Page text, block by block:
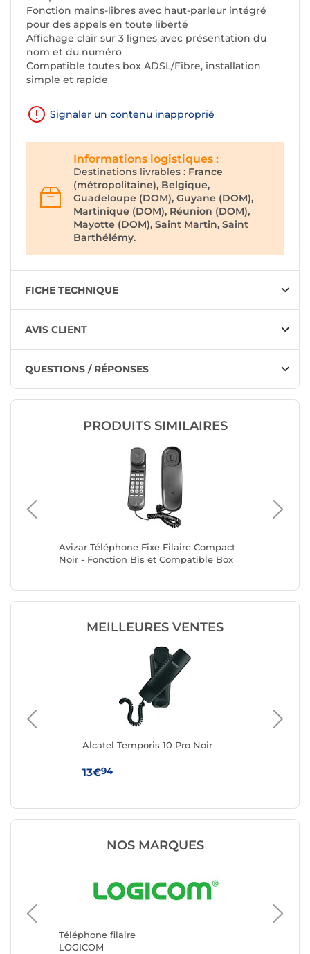
Fonction mains-libres avec haut-parleur intégré
pour des appels en toute liberté
Affichage clair sur 3 lignes avec présentation du
nom et du numéro
Compatible toutes box ADSL/Fibre, installation
simple et rapide
Signaler un contenu inapproprié
Informations logistiques :
Destinations livrables : France
(métropolitaine), Belgique,
Guadeloupe (DOM), Guyane (DOM),
Martinique (DOM), Réunion (DOM),
Mayotte (DOM), Saint Martin, Saint
Barthélémy.
FICHE TECHNIQUE
AVIS CLIENT
QUESTIONS / RÉPONSES
PRODUITS SIMILAIRES
Avizar Téléphone Fixe Filaire Compact
Noir - Fonction Bis et Compatible Box
MEILLEURES VENTES
Alcatel Temporis 10 Pro Noir
13€94
NOS MARQUES
Téléphone filaire
LOGICOM
Avizar